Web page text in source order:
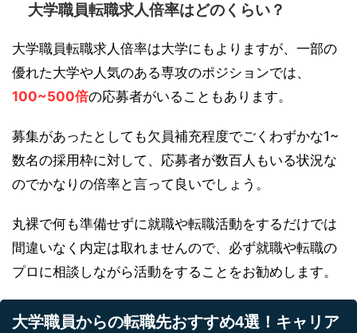
大学職員転職求人倍率はどのくらい？
大学職員転職求人倍率は大学にもよりますが、一部の
優れた大学や人気のある専攻のポジションでは、
100~500倍の応募者がいることもあります。
募集があったとしても欠員補充程度でごくわずかな1~
数名の採用枠に対して、応募者が数百人もいる状況な
のでかなりの倍率と言って良いでしょう。
丸裸で何も準備せずに就職や転職活動をするだけでは
間違いなく内定は取れませんので、必ず就職や転職の
プロに相談しながら活動をすることをお勧めします。
大学職員からの転職先おすすめ4選！キャリア